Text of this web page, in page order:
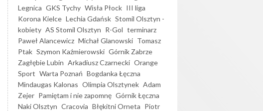
Legnica GKS Tychy Wisła Płock III liga
Korona Kielce Lechia Gdańsk Stomil Olsztyn -
kobiety AS Stomil Olsztyn R-Gol terminarz
Paweł Alancewicz Michał Glanowski Tomasz
Ptak Szymon Kaźmierowski Górnik Zabrze
Zagłębie Lubin Arkadiusz Czarnecki Orange
Sport Warta Poznań Bogdanka Łęczna
Mindaugas Kalonas Olimpia Olsztynek Adam
Zejer Pamiętam i nie zapomnę Górnik Łęczna
Naki Olsztyn Cracovia Błękitni Orneta Piotr